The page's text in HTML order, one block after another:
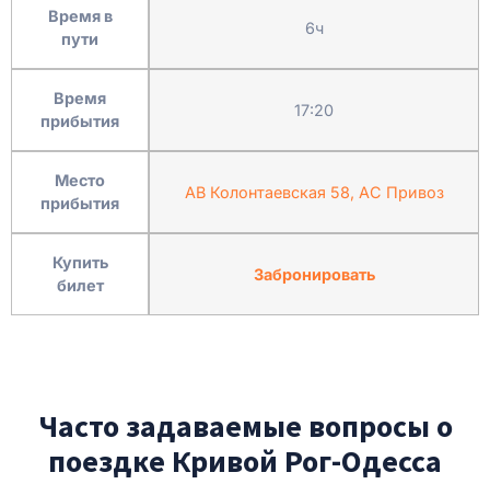
Время в
пути
Время
прибытия
Место
прибытия
Купить
билет
6ч
17:20
АВ Колонтаевская 58, АC Привоз
Забронировать
Часто задаваемые вопросы о
поездке Кривой Рог-Одесса